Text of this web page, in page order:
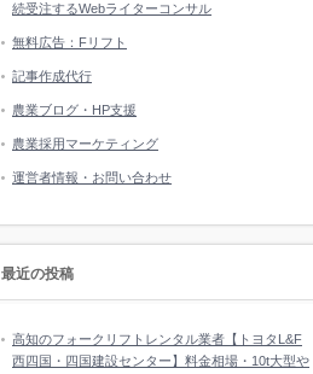
続受注するWebライターコンサル
無料広告：Fリフト
記事作成代行
農業ブログ・HP支援
農業採用マーケティング
運営者情報・お問い合わせ
最近の投稿
高知のフォークリフトレンタル業者【トヨタL&F
西四国・四国建設センター】料金相場・10t大型や